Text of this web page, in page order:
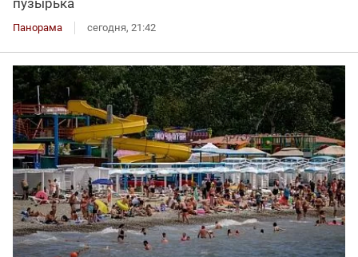
пузырька
Панорама сегодня, 21:42